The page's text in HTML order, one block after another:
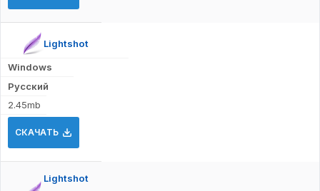
Lightshot
Windows
Русский
2.45mb
СКАЧАТЬ
Lightshot